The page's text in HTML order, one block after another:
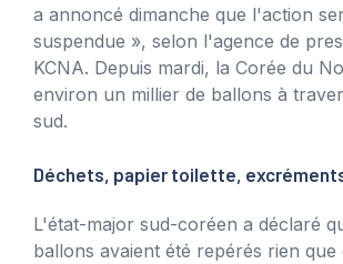
a annoncé dimanche que l'action
suspendue », selon l'agence de
KCNA. Depuis mardi, la Corée du
environ un millier de ballons à
sud.
Déchets, papier toilette,
L'état-major sud-coréen a déclaré
ballons avaient été repérés rien que